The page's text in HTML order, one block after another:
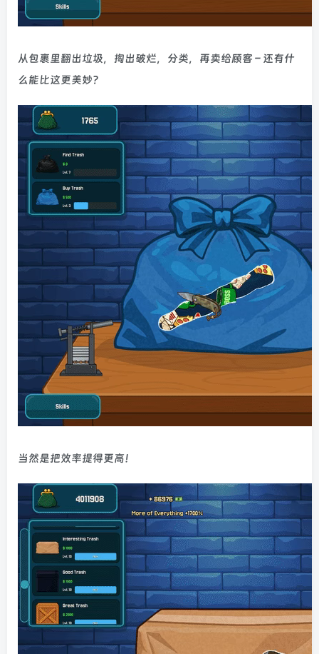
从包裹里翻出垃圾，掏出破烂，分类，再卖给顾客 – 还有什
么能比这更美妙？
当然是把效率提得更高！